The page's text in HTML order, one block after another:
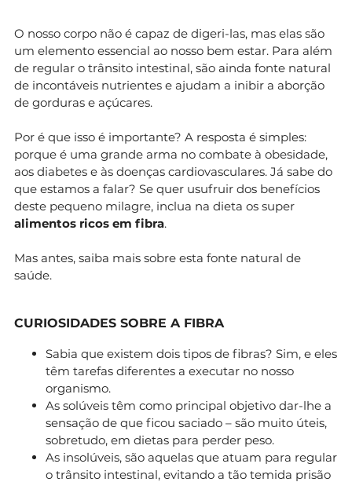
O nosso corpo não é capaz de digeri-las, mas elas são
um elemento essencial ao nosso bem estar. Para além
de regular o trânsito intestinal, são ainda fonte natural
de incontáveis nutrientes e ajudam a inibir a aborção
de gorduras e açúcares.
Por é que isso é importante? A resposta é simples:
porque é uma grande arma no combate à obesidade,
aos diabetes e às doenças cardiovasculares. Já sabe do
que estamos a falar? Se quer usufruir dos benefícios
deste pequeno milagre, inclua na dieta os super
alimentos ricos em fibra.
Mas antes, saiba mais sobre esta fonte natural de
saúde.
CURIOSIDADES SOBRE A FIBRA
Sabia que existem dois tipos de fibras? Sim, e eles
têm tarefas diferentes a executar no nosso
organismo.
As solúveis têm como principal objetivo dar-lhe a
sensação de que ficou saciado – são muito úteis,
sobretudo, em dietas para perder peso.
As insolúveis, são aquelas que atuam para regular
o trânsito intestinal, evitando a tão temida prisão